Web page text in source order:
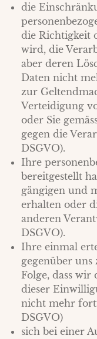
die
die Richtigkeit
wird, die
aber deren
Daten nicht
zur
Verteidigung
oder Sie
gegen die
DSGVO).
Ihre
bereitgestellt
gängigen und
erhalten oder
anderen
DSGVO).
Ihre einmal
gegenüber
Folge, dass
dieser
nicht mehr
DSGVO)
sich bei einer